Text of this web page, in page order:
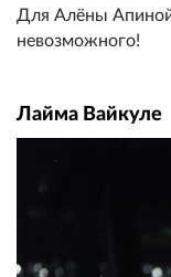
Для Алёны
невозможного!
Лайма Вайкуле